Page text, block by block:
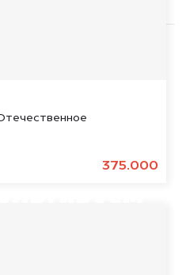
375.000
признанной экстремистской
РФ